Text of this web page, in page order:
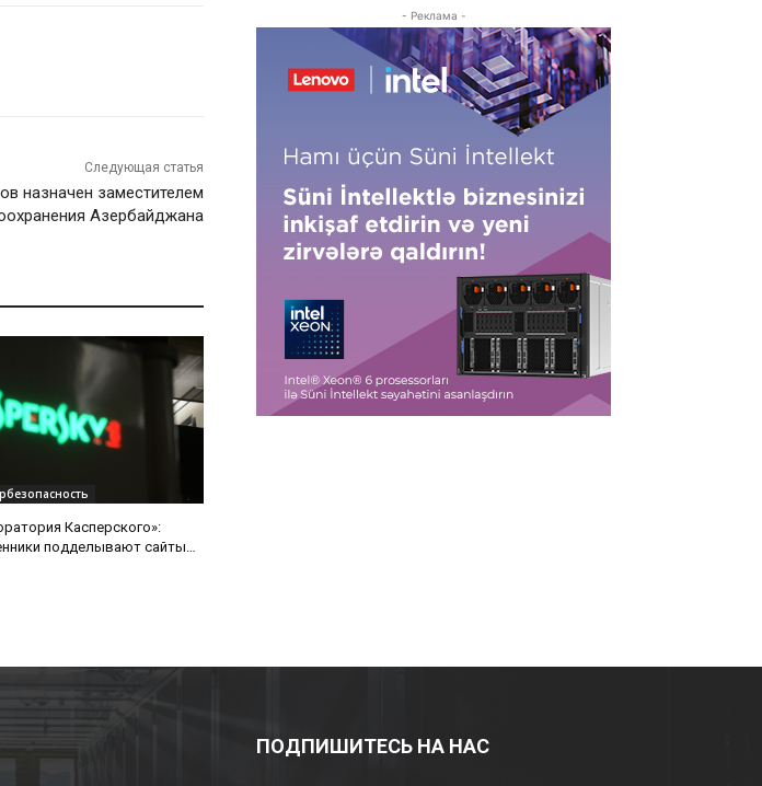
Следующая статья
назначен заместителем
Азербайджана
Касперского»:
подделывают сайты
- Реклама -
ПОДПИШИТЕСЬ НА НАС